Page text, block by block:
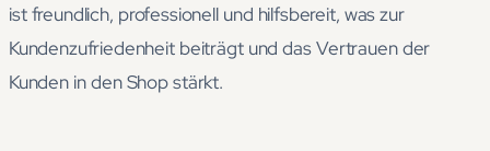
ist freundlich, professionell und hilfsbereit, was zur
Kundenzufriedenheit beiträgt und das Vertrauen der
Kunden in den Shop stärkt.